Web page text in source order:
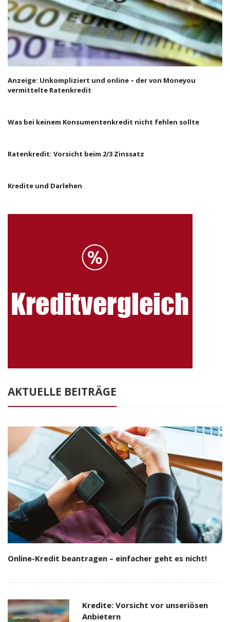
Anzeige: Unkompliziert und online – der von Moneyou
vermittelte Ratenkredit
Was bei keinem Konsumentenkredit nicht fehlen sollte
Ratenkredit: Vorsicht beim 2/3 Zinssatz
Kredite und Darlehen
AKTUELLE BEITRÄGE
Online-Kredit beantragen – einfacher geht es nicht!
Kredite: Vorsicht vor unseriösen
Anbietern